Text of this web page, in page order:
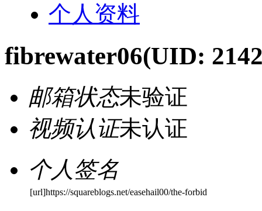
个人资料
fibrewater06(UID:
邮箱状态未验证
视频认证未认证
个人签名
[url]https://squareblogs.net/easehail00/the-forbid